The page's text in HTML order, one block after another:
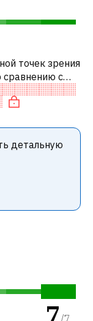
точек зрения
сравнению с
акция
детальную
7/7